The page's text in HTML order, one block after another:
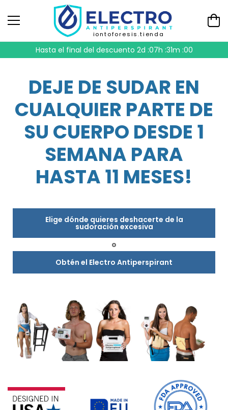
iontoforesis.tienda
Hasta el final del descuento 2d :07h :30m :59
DEJE DE SUDAR EN
CUALQUIER PARTE DE
SU CUERPO DESDE 1
SEMANA PARA
HASTA 11 MESES!
Elige dónde quieres deshacerte de la
sudoración excesiva
o
Obtén el Electro Antiperspirant